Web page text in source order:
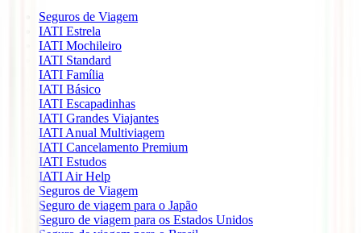
Seguros de Viagem
IATI Estrela
IATI Mochileiro
IATI Standard
IATI Família
IATI Básico
IATI Escapadinhas
IATI Grandes Viajantes
IATI Anual Multiviagem
IATI Cancelamento Premium
IATI Estudos
IATI Air Help
Seguros de Viagem
Seguro de viagem para o Japão
Seguro de viagem para os Estados Unidos